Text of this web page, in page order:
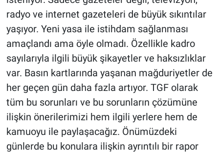
radyo ve internet gazeteleri de büyük sıkıntılar
yaşıyor. Yeni yasa ile istihdam sağlanması
amaçlandı ama öyle olmadı. Özellikle kadro
sayılarıyla ilgili büyük şikayetler ve haksızlıklar
var. Basın kartlarında yaşanan mağduriyetler de
her geçen gün daha fazla artıyor. TGF olarak
tüm bu sorunları ve bu sorunların çözümüne
ilişkin önerilerimizi hem ilgili yerlere hem de
kamuoyu ile paylaşacağız. Önümüzdeki
günlerde bu konulara ilişkin ayrıntılı bir rapor